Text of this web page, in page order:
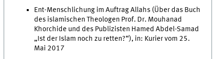
Ent-Menschlichung im Auftrag Allahs (Über das Buch
des islamischen Theologen Prof. Dr. Mouhanad
Khorchide und des Publizisten Hamed Abdel-Samad
„Ist der Islam noch zu retten?“), in: Kurier vom 25.
Mai 2017